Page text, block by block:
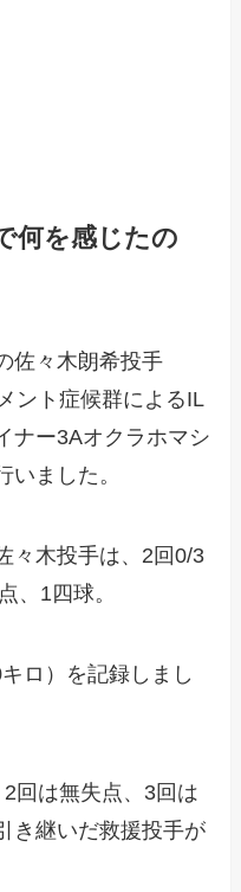
何を感じたの
佐々木朗希投手
ント症候群によるIL
ナー3Aオクラホマシ
いました。
々木投手は、2回0/3
、1四球。
ロ）を記録しまし
回は無失点、3回は
き継いだ救援投手が